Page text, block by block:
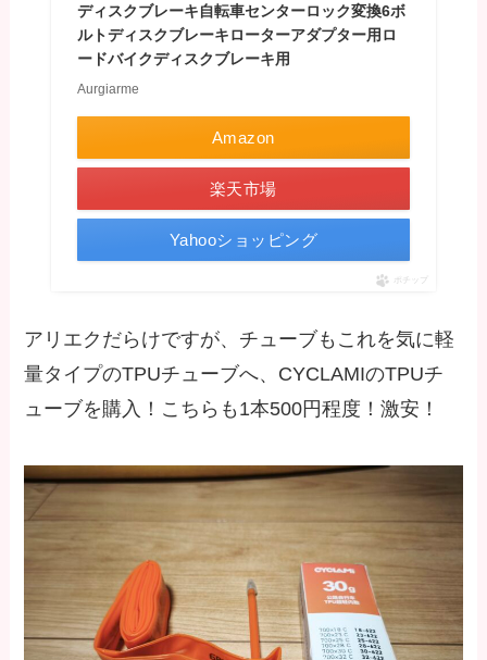
ディスクブレーキ自転車センターロック変換6ボ
ルトディスクブレーキローターアダプター用ロ
ードバイクディスクブレーキ用
Aurgiarme
Amazon
楽天市場
Yahooショッピング
ポチップ
アリエクだらけですが、チューブもこれを気に軽
量タイプのTPUチューブへ、CYCLAMIのTPUチ
ューブを購入！こちらも1本500円程度！激安！